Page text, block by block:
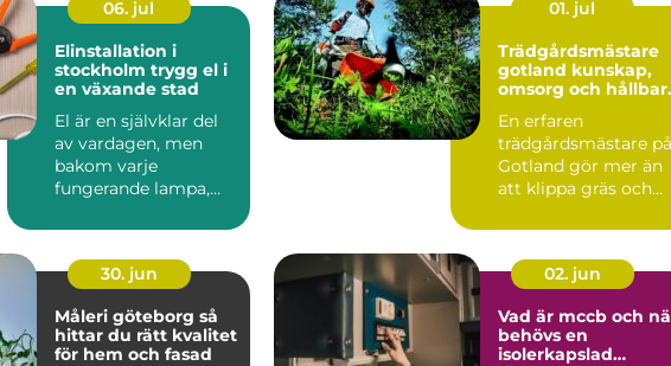
06. jul
Elinstallation i
stockholm trygg el i
en växande stad
El är en självklar del
av vardagen, men
bakom varje
fungerande lampa,
ventilationsan...
01. jul
Trädgårdsmästare
gotland kunskap,
omsorg och hållbar
En erfaren
trädgårdsmästare på
Gotland gör mer än
att klippa gräs och
med kalk...
30. jun
Måleri göteborg så
hittar du rätt kvalitet
för hem och fasad
02. jun
Vad är mccb och
behövs en
isolerkapslad